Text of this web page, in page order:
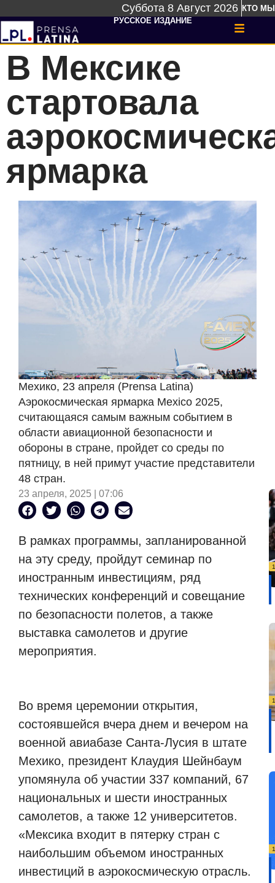
Суббота 8 Август 2026 КТО МЫ
РУССКОЕ ИЗДАНИЕ
В Мексике
стартовала
ярмарка
Мехико, 23 апреля (Prensa Latina)
Аэрокосмическая ярмарка Mexico 2025,
считающаяся самым важным событием в
области авиационной безопасности и
обороны в стране, пройдет со среды по
пятницу, в ней примут участие представители
48 стран.
23 апреля, 2025 | 07:06
В рамках программы, запланированной
на эту среду, пройдут семинар по
иностранным инвестициям, ряд
технических конференций и совещание
по безопасности полетов, а также
выставка самолетов и другие
мероприятия.
Во время церемонии открытия,
состоявшейся вчера днем ​​и вечером на
военной авиабазе Санта-Лусия в штате
Мехико, президент Клаудия Шейнбаум
упомянула об участии 337 компаний, 67
национальных и шести иностранных
самолетов, а также 12 университетов.
«Мексика входит в пятерку стран с
наибольшим объемом иностранных
инвестиций в аэрокосмическую отрасль.